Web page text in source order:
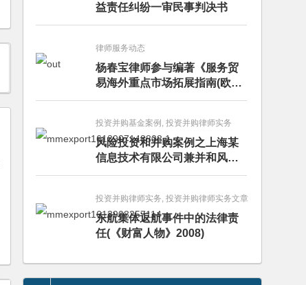
益责任纠纷一审民事判决书
律师服务动态
杨春宝律师参与编著《服务贸
易海外重点市场拓展指南(欧洲
卷·意大利)》
投资并购基金案例, 投资并购律师实务
风险投资和并购案例之上海某
信息技术有限公司兼并和风险
投资服务
投资并购律师实务, 投资并购律师实务文章
东航集体返航事件中的法律责
任(《财富人物》2008)